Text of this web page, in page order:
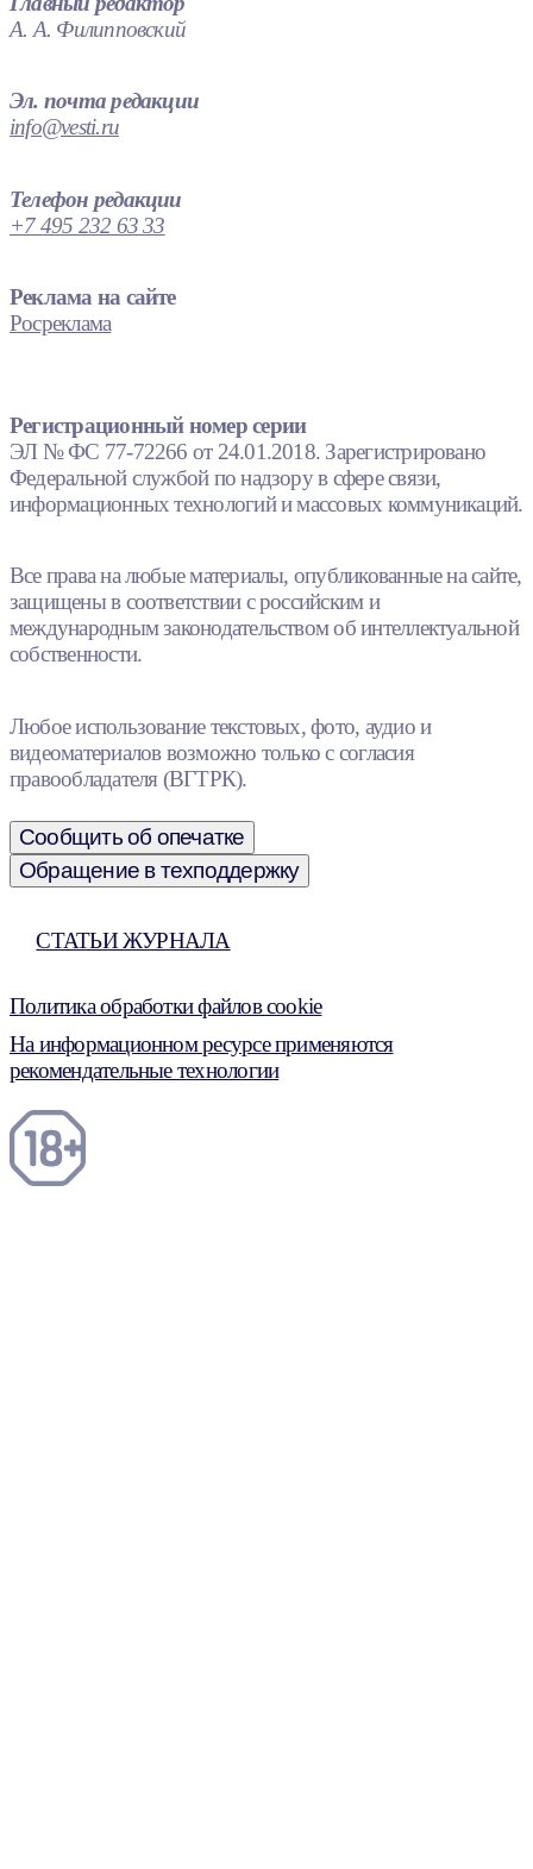
А. А. Филипповский
Эл. почта редакции
info@vesti.ru
Телефон редакции
+7 495 232 63 33
Реклама на сайте
Росреклама
Регистрационный номер серии
ЭЛ № ФС 77-72266 от 24.01.2018. Зарегистрировано
Федеральной службой по надзору в сфере связи,
информационных технологий и массовых коммуникаций.
Все права на любые материалы, опубликованные на сайте,
защищены в соответствии с российским и
международным законодательством об интеллектуальной
собственности.
Любое использование текстовых, фото, аудио и
видеоматериалов возможно только с согласия
правообладателя (ВГТРК).
Сообщить об опечатке
Обращение в техподдержку
СТАТЬИ ЖУРНАЛА
Политика обработки файлов cookie
На информационном ресурсе применяются
рекомендательные технологии